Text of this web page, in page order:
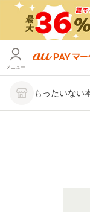
メニュー
もったいない